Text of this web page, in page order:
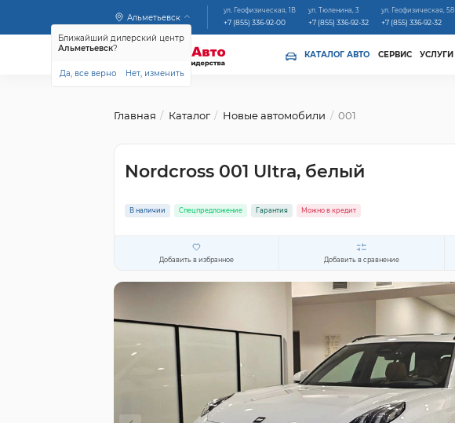
Альметьевск
Ближайший дилерский центр
Альметьевск?
Да, все верно Нет, изменить
ул. Геофизическая, 1В
+7 (855) 336-92-00
ул. Тюленина, 3
+7 (855) 336-92-32
ул. Геофизическая, 58
+7 (855) 336-92-32
КАТАЛОГ АВТО СЕРВИС УСЛУГИ
Главная Каталог Новые автомобили 001
Nordcross 001 Ultra, белый
В наличии Спецпредложение Гарантия Можно в кредит
Добавить в избранное Добавить в сравнение